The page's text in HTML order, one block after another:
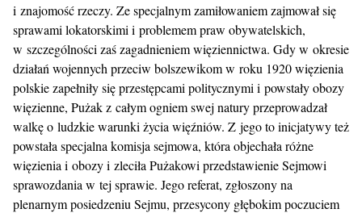
i znajomość rzeczy. Ze specjalnym zamiłowaniem zajmował się
sprawami lokatorskimi i problemem praw obywatelskich,
w szczególności zaś zagadnieniem więziennictwa. Gdy w okresie
działań wojennych przeciw bolszewikom w roku 1920 więzienia
polskie zapełniły się przestępcami politycznymi i powstały obozy
więzienne, Pużak z całym ogniem swej natury przeprowadzał
walkę o ludzkie warunki życia więźniów. Z jego to inicjatywy też
powstała specjalna komisja sejmowa, która objechała różne
więzienia i obozy i zleciła Pużakowi przedstawienie Sejmowi
sprawozdania w tej sprawie. Jego referat, zgłoszony na
plenarnym posiedzeniu Sejmu, przesycony głębokim poczuciem